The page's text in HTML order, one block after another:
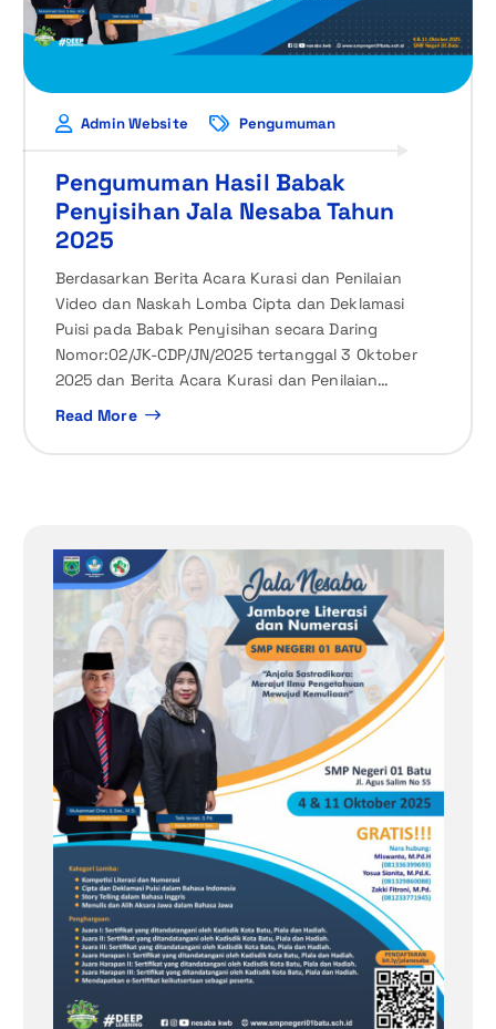
Admin Website Pengumuman
Pengumuman Hasil Babak
Penyisihan Jala Nesaba Tahun
2025
Berdasarkan Berita Acara Kurasi dan Penilaian
Video dan Naskah Lomba Cipta dan Deklamasi
Puisi pada Babak Penyisihan secara Daring
Nomor:02/JK-CDP/JN/2025 tertanggal 3 Oktober
2025 dan Berita Acara Kurasi dan Penilaian…
Read More